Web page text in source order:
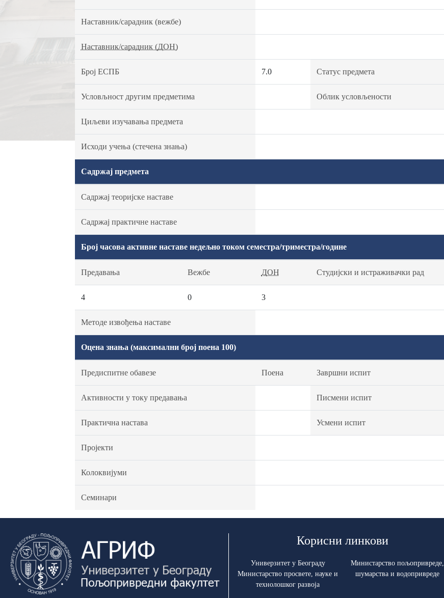
Наставник/сарадник (вежбе)
Наставник/сарадник (ДОН)
Број ЕСПБ 7.0 Статус предмета
Условљност другим предметима Облик условљености
Циљеви изучавања предмета
Исходи учења (стечена знања)
Садржај предмета
Садржај теоријске наставе
Садржај практичне наставе
Број часова активне наставе недељно током семестра/триместра/године
Предавања Вежбе ДОН Студијски и истраживачки рад
4 0 3
Методе извођења наставе
Оцена знања (максимални број поена 100)
Предиспитне обавезе Поена Завршни испит
Активности у току предавања Писмени испит
Практична настава Усмени испит
Пројекти
Колоквијуми
Семинари
Корисни линкови
Универзитет у Београду
Министарство просвете, науке и
технолошког развоја
Министарство пољопривреде,
шумарства и водопривреде